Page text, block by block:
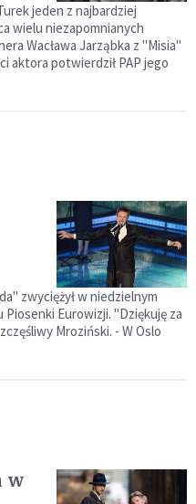
jeden z najbardziej
wielu niezapomnianych
Wacława Jarząbka z "Misia"
aktora potwierdził PAP jego
zwyciężył w niedzielnym
Eurowizji. "Dziękuję za
Mroziński. - W Oslo
w